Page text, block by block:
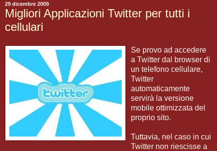
29 dicembre 2009
Migliori Applicazioni Twitter per tutti i
cellulari
Se provo ad accedere
a Twitter dal browser di
un telefono cellulare,
Twitter
automaticamente
servirà la versione
mobile ottimizzata del
proprio sito.
Tuttavia, nel caso in cui
Twitter non riescisse a